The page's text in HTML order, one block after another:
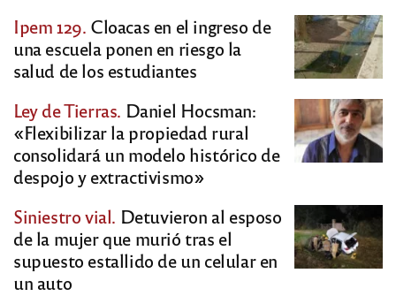
Ipem 129. Cloacas en el ingreso de
una escuela ponen en riesgo la
salud de los estudiantes
Ley de Tierras. Daniel Hocsman:
«Flexibilizar la propiedad rural
consolidará un modelo histórico de
despojo y extractivismo»
Siniestro vial. Detuvieron al esposo
de la mujer que murió tras el
supuesto estallido de un celular en
un auto